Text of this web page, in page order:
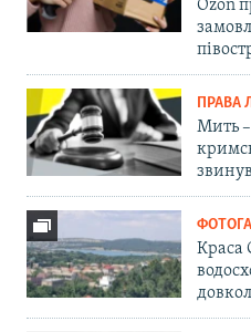
Ozon
ПРАВА
Мить
Краса